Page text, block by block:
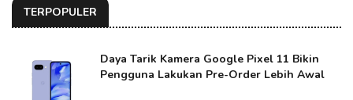
TERPOPULER
Daya Tarik Kamera Google Pixel 11 Bikin
Pengguna Lakukan Pre-Order Lebih Awal